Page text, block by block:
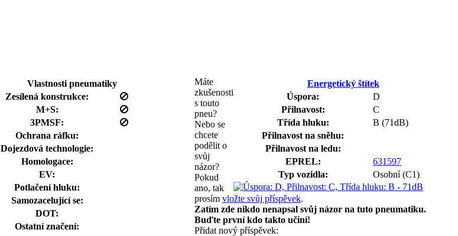
Vlastnosti pneumatiky
Zesílená konstrukce:
M+S:
3PMSF:
Ochrana ráfku:
Dojezdová technologie:
Homologace:
EV:
Potlačení hluku:
Samozacelující se:
DOT:
Ostatní značení:
Energetický štítek
Úspora:
D
Přilnavost:
C
Třída hluku:
B (71dB)
Přilnavost na sněhu:
Přilnavost na ledu:
EPREL:
631597
Typ vozidla:
Osobní (C1)
Máte
zkušenosti
s touto
pneu?
Nebo se
chcete
podělit o
svůj
názor?
Pokud
ano, tak
prosím vložte svůj příspěvek.
Zatím zde nikdo nenapsal svůj názor na tuto pneumatiku.
Buďte první kdo takto učiní!
Přidat nový příspěvek: